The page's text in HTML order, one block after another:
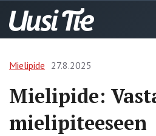
Mielipide 27.8.2025
Mielipide:
mielipiteeseen